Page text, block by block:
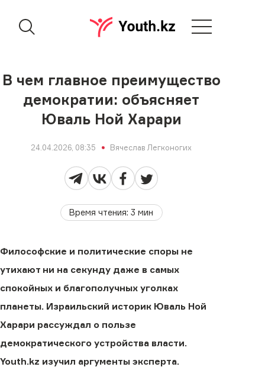
В чем главное преимущество
демократии: объясняет
Юваль Ной Харари
24.04.2026, 08:35 Вячеслав Легконогих
Время чтения:3 мин
Философские и политические споры не
утихают ни на секунду даже в самых
спокойных и благополучных уголках
планеты. Израильский историк Юваль Ной
Харари рассуждал о пользе
демократического устройства власти.
Youth.kz изучил аргументы эксперта.